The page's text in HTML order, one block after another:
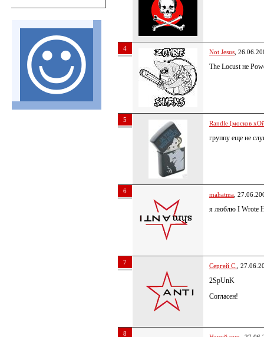
4 Not Jesus ,
The Locust не
5 Randle [москов
группу еще не
6 mahatma ,
я люблю I Wrote
7 Сергей С. ,
2SpUnK
Согласен!
8